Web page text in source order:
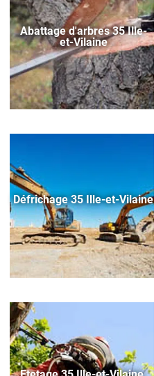
Abattage d'arbres 35 Ille-
et-Vilaine
Défrichage 35 Ille-et-Vilaine